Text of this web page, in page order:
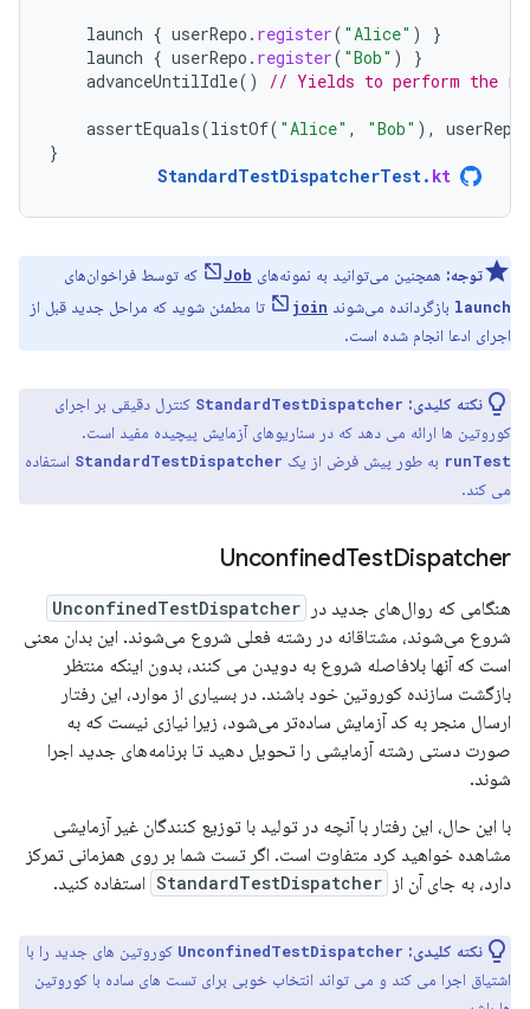
launch { userRepo . register( "Alice" )
}
launch { userRepo . register( "Bob" )
}
advanceUntilIdle() // Yields to perform the
assertEquals(listOf( "Alice" , "Bob" ), userRepo
}
StandardTestDispatcherTest. kt
توجه: همچنین می‌توانید به نمونه‌های Job که توسط فراخوان‌های
launch بازگردانده می‌شوند join
تا مطمئن شوید که مراحل جدید قبل از
اجرای ادعا انجام شده است.
نکته کلیدی: StandardTestDispatcher کنترل دقیقی بر اجرای
کوروتین ها ارائه می دهد که در سناریوهای آزمایش پیچیده مفید است.
runTest به طور پیش فرض از یک StandardTestDispatcher استفاده
می کند.
UnconfinedTestDispatcher
هنگامی که روال‌های جدید در UnconfinedTestDispatcher
شروع می‌شوند، مشتاقانه در رشته فعلی شروع می‌شوند. این بدان معنی
است که آنها بلافاصله شروع به دویدن می کنند، بدون اینکه منتظر
بازگشت سازنده کوروتین خود باشند. در بسیاری از موارد، این رفتار
ارسال منجر به کد آزمایش ساده‌تر می‌شود، زیرا نیازی نیست که به
صورت دستی رشته آزمایشی را تحویل دهید تا برنامه‌های جدید اجرا
شوند.
با این حال، این رفتار با آنچه در تولید با توزیع کنندگان غیر آزمایشی
مشاهده خواهید کرد متفاوت است. اگر تست شما بر روی همزمانی تمرکز
دارد، به جای آن از StandardTestDispatcher استفاده کنید.
نکته کلیدی: UnconfinedTestDispatcher کوروتین های جدید را با
اشتیاق اجرا می کند و می تواند انتخاب خوبی برای تست های ساده با کوروتین